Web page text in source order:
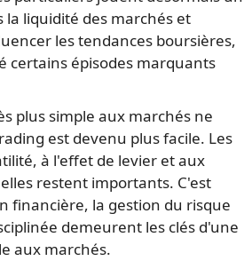
liquidité des marchés et
les tendances boursières,
certains épisodes marquants
plus simple aux marchés ne
est devenu plus facile. Les
à l'effet de levier et aux
restent importants. C'est
financière, la gestion du risque
demeurent les clés d'une
aux marchés.